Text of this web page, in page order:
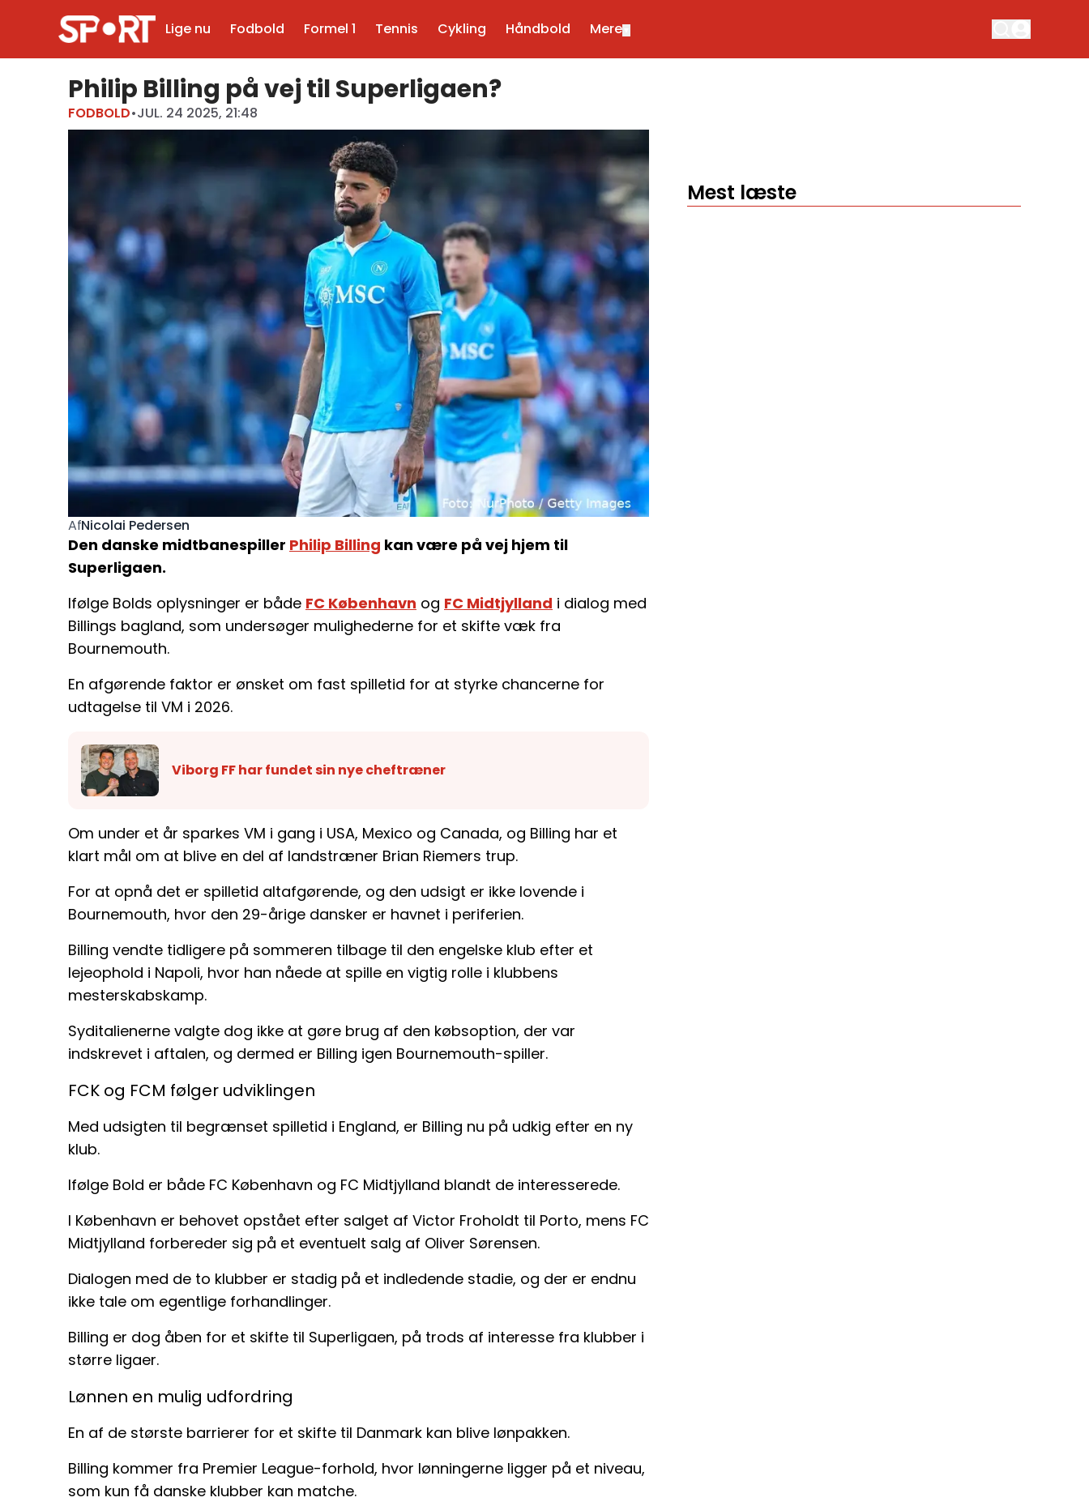
Lige nu Fodbold Formel 1 Tennis Cykling Håndbold Mere
Philip Billing på vej til Superligaen?
FODBOLD•JUL. 24 2025, 21:48
AfNicolai Pedersen
Den danske midtbanespiller Philip Billing kan være på vej hjem til
Superligaen.
Ifølge Bolds oplysninger er både FC København og FC Midtjylland i dialog med
Billings bagland, som undersøger mulighederne for et skifte væk fra
Bournemouth.
En afgørende faktor er ønsket om fast spilletid for at styrke chancerne for
udtagelse til VM i 2026.
Viborg FF har fundet sin nye cheftræner
Om under et år sparkes VM i gang i USA, Mexico og Canada, og Billing har et
klart mål om at blive en del af landstræner Brian Riemers trup.
For at opnå det er spilletid altafgørende, og den udsigt er ikke lovende i
Bournemouth, hvor den 29-årige dansker er havnet i periferien.
Billing vendte tidligere på sommeren tilbage til den engelske klub efter et
lejeophold i Napoli, hvor han nåede at spille en vigtig rolle i klubbens
mesterskabskamp.
Syditalienerne valgte dog ikke at gøre brug af den købsoption, der var
indskrevet i aftalen, og dermed er Billing igen Bournemouth-spiller.
FCK og FCM følger udviklingen
Med udsigten til begrænset spilletid i England, er Billing nu på udkig efter en ny
klub.
Ifølge Bold er både FC København og FC Midtjylland blandt de interesserede.
I København er behovet opstået efter salget af Victor Froholdt til Porto, mens FC
Midtjylland forbereder sig på et eventuelt salg af Oliver Sørensen.
Dialogen med de to klubber er stadig på et indledende stadie, og der er endnu
ikke tale om egentlige forhandlinger.
Billing er dog åben for et skifte til Superligaen, på trods af interesse fra klubber i
større ligaer.
Lønnen en mulig udfordring
En af de største barrierer for et skifte til Danmark kan blive lønpakken.
Billing kommer fra Premier League-forhold, hvor lønningerne ligger på et niveau,
som kun få danske klubber kan matche.
Mest læste